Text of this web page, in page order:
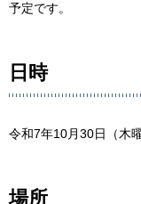
予定です。
日時
令和7年10月30日（木
場所